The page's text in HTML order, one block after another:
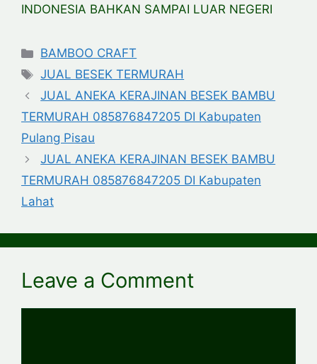
INDONESIA BAHKAN SAMPAI LUAR NEGERI
Categories
BAMBOO CRAFT
Tags
JUAL BESEK TERMURAH
JUAL ANEKA KERAJINAN BESEK BAMBU
TERMURAH 085876847205 DI Kabupaten
Pulang Pisau
JUAL ANEKA KERAJINAN BESEK BAMBU
TERMURAH 085876847205 DI Kabupaten
Lahat
Leave a Comment